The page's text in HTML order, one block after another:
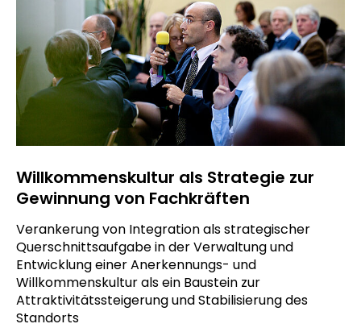
Willkommenskultur als Strategie zur
Gewinnung von Fachkräften
Verankerung von Integration als strategischer
Querschnittsaufgabe in der Verwaltung und
Entwicklung einer Anerkennungs- und
Willkommenskultur als ein Baustein zur
Attraktivitätssteigerung und Stabilisierung des
Standorts